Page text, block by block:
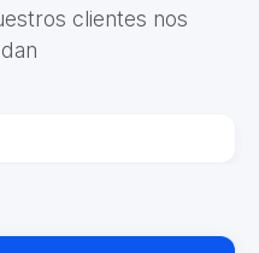
clientes nos